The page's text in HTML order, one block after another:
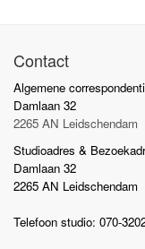
Contact
Algemene
Damlaan 32
2265 AN Leidschendam
Studioadres &
Damlaan 32
2265 AN Leidschendam
Telefoon studio: 070-